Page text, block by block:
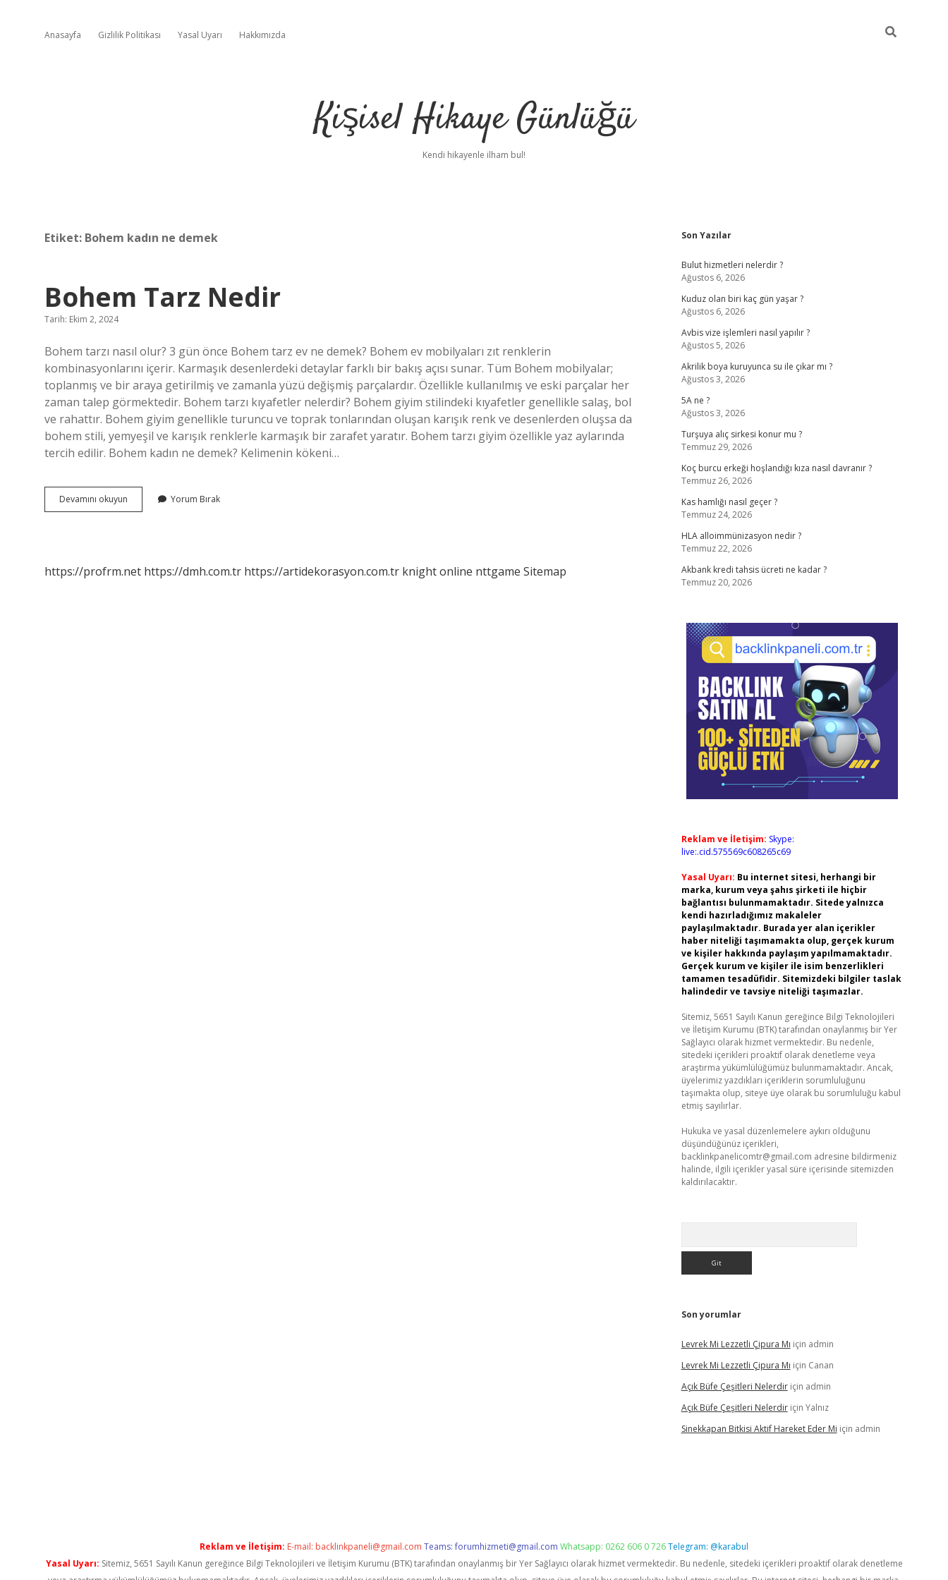
Anasayfa Gizlilik Politikası Yasal Uyarı Hakkımızda
Kişisel Hikaye Günlüğü
Kendi hikayenle ilham bul!
Etiket: Bohem kadın ne demek
Bohem Tarz Nedir
Tarih: Ekim 2, 2024
Bohem tarzı nasıl olur? 3 gün önce Bohem tarz ev ne demek? Bohem ev mobilyaları zıt renklerin
kombinasyonlarını içerir. Karmaşık desenlerdeki detaylar farklı bir bakış açısı sunar. Tüm Bohem mobilyalar;
toplanmış ve bir araya getirilmiş ve zamanla yüzü değişmiş parçalardır. Özellikle kullanılmış ve eski parçalar her
zaman talep görmektedir. Bohem tarzı kıyafetler nelerdir? Bohem giyim stilindeki kıyafetler genellikle salaş, bol
ve rahattır. Bohem giyim genellikle turuncu ve toprak tonlarından oluşan karışık renk ve desenlerden oluşsa da
bohem stili, yemyeşil ve karışık renklerle karmaşık bir zarafet yaratır. Bohem tarzı giyim özellikle yaz aylarında
tercih edilir. Bohem kadın ne demek? Kelimenin kökeni…
Devamını okuyun
Tarz
Yorum Bırak
https://profrm.net https://dmh.com.tr https://artidekorasyon.com.tr knight online nttgame Sitemap
Sidebar
Son Yazılar
Bulut hizmetleri nelerdir ?
Ağustos 6, 2026
Kuduz olan biri kaç gün yaşar ?
Ağustos 6, 2026
Avbis vize işlemleri nasıl yapılır ?
Ağustos 5, 2026
Akrilik boya kuruyunca su ile çıkar mı ?
Ağustos 3, 2026
5A ne ?
Ağustos 3, 2026
Turşuya alıç sirkesi konur mu ?
Temmuz 29, 2026
Koç burcu erkeği hoşlandığı kıza nasıl davranır ?
Temmuz 26, 2026
Kas hamlığı nasıl geçer ?
Temmuz 24, 2026
HLA alloimmünizasyon nedir ?
Temmuz 22, 2026
Akbank kredi tahsis ücreti ne kadar ?
Temmuz 20, 2026
Reklam ve İletişim: Skype:
live:.cid.575569c608265c69
Yasal Uyarı: Bu internet sitesi, herhangi bir
marka, kurum veya şahıs şirketi ile hiçbir
bağlantısı bulunmamaktadır. Sitede yalnızca
kendi hazırladığımız makaleler
paylaşılmaktadır. Burada yer alan içerikler
haber niteliği taşımamakta olup, gerçek kurum
ve kişiler hakkında paylaşım yapılmamaktadır.
Gerçek kurum ve kişiler ile isim benzerlikleri
tamamen tesadüfidir. Sitemizdeki bilgiler taslak
halindedir ve tavsiye niteliği taşımazlar.
Sitemiz, 5651 Sayılı Kanun gereğince Bilgi Teknolojileri
ve İletişim Kurumu (BTK) tarafından onaylanmış bir Yer
Sağlayıcı olarak hizmet vermektedir. Bu nedenle,
sitedeki içerikleri proaktif olarak denetleme veya
araştırma yükümlülüğümüz bulunmamaktadır. Ancak,
üyelerimiz yazdıkları içeriklerin sorumluluğunu
taşımakta olup, siteye üye olarak bu sorumluluğu kabul
etmiş sayılırlar.
Hukuka ve yasal düzenlemelere aykırı olduğunu
düşündüğünüz içerikleri,
backlinkpanelicomtr@gmail.com adresine bildirmeniz
halinde, ilgili içerikler yasal süre içerisinde sitemizden
kaldırılacaktır.
Son yorumlar
Levrek Mi Lezzetli Çipura Mı için admin
Levrek Mi Lezzetli Çipura Mı için Canan
Açık Büfe Çeşitleri Nelerdiriçin admin
Açık Büfe Çeşitleri Nelerdiriçin Yalnız
Sinekkapan Bitkisi Aktif Hareket Eder Mi için admin
Reklam ve İletişim: E-mail: backlinkpaneli@gmail.com Teams:forumhizmeti@gmail.com Whatsapp: 0262 606 0 726Telegram: @karabul
Yasal Uyarı: Sitemiz, 5651 Sayılı Kanun gereğince Bilgi Teknolojileri ve İletişim Kurumu (BTK) tarafından onaylanmış bir Yer Sağlayıcı olarak hizmet vermektedir. Bu nedenle, sitedeki içerikleri proaktif olarak denetleme